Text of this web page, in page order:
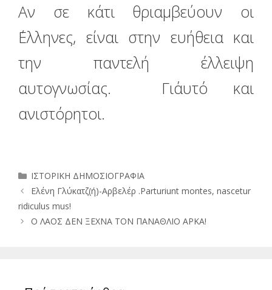
Αν σε κάτι θριαμβεύουν οι
΄Ελληνες, είναι στην ευήθεια και
την παντελή έλλειψη
αυτογνωσίας. Γι΄αυτό και
ανιστόρητοι.
Κατηγορίες
ΙΣΤΟΡΙΚΗ ΔΗΜΟΣΙΟΓΡΑΦΙΑ
Ελένη Γλύκατζ(ή)-Αρβελέρ .Parturiunt montes, nascetur
ridiculus mus!
Ο ΛΑΟΣ ΔΕΝ ΞΕΧΝΑ ΤΟΝ ΠΑΝΑΘΛΙΟ ΑΡΚΑ!